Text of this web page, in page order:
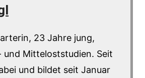
23 Jahre jung,
und Mitteloststudien. Seit
und bildet seit Januar